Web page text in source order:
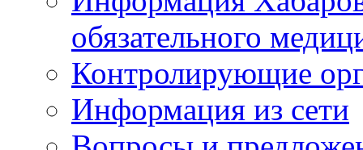
обязательного
Контролирующие
Информация из сети